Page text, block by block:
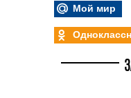
Мой мир